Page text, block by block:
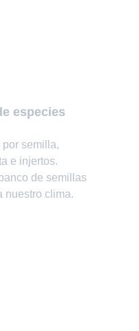
especies
semilla,
e injertos.
de semillas
nuestro clima.